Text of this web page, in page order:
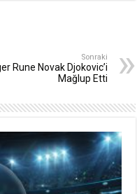
Sonraki
Rune Novak Djokovic’i
Mağlup Etti